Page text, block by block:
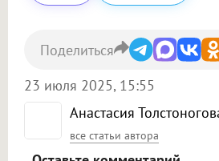
Анастасия
все статьи автора
23 июля 2025, 15:55
Поделиться